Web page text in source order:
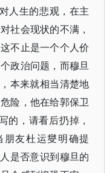
人生的悲观，在主
社会现状的不满，
不止是一个个人价
政治问题，而穆旦
本来就相当清楚地
险，他在给郭保卫
的，请看后扔掉，
友杜运燮明确提
是否意识到穆旦的